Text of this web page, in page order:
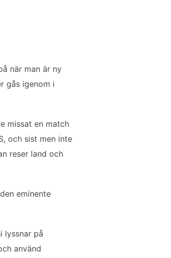
när man är ny
gås igenom i
missat en match
och sist men inte
reser land och
eminente
lyssnar på
använd